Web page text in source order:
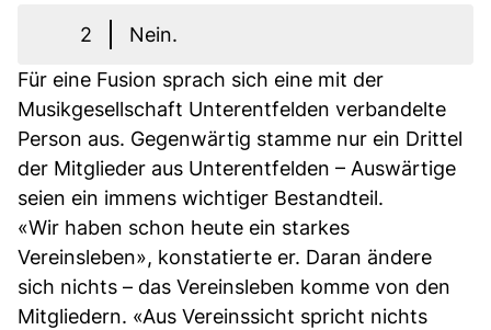
2
Nein.
Für eine Fusion sprach sich eine mit der
Musikgesellschaft Unterentfelden verbandelte
Person aus. Gegenwärtig stamme nur ein Drittel
der Mitglieder aus Unterentfelden – Auswärtige
seien ein immens wichtiger Bestandteil.
«Wir haben schon heute ein starkes
Vereinsleben», konstatierte er. Daran ändere
sich nichts – das Vereinsleben komme von den
Mitgliedern. «Aus Vereinssicht spricht nichts